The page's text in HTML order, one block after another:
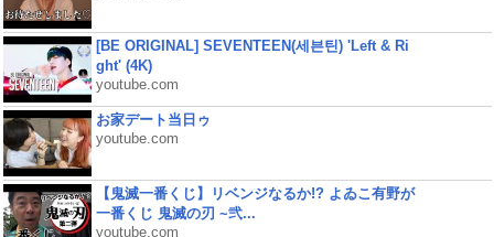
[BE ORIGINAL] SEVENTEEN(세븐틴) 'Left & Ri
ght' (4K)
youtube.com
お家デート当日ゥ
youtube.com
【鬼滅一番くじ】リベンジなるか!? よゐこ有野が
一番くじ 鬼滅の刃 ~弐...
youtube.com